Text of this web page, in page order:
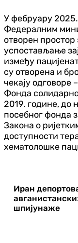
У фебруару
Федералним
отворен
успостављање
између
су отворена и
чекају одговоре
Фонда
2019. године, до
посебног фонда
Закона о
доступности
хематолошке
Иран
шпијунаже